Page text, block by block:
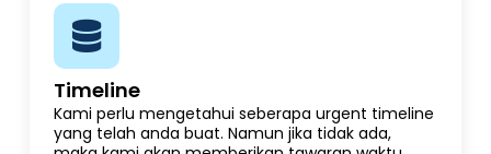
Timeline
Kami perlu mengetahui seberapa urgent timeline
yang telah anda buat. Namun jika tidak ada,